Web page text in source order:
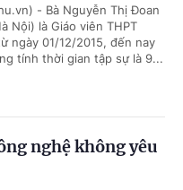
- Bà Nguyễn Thị Đoan
Nội) là Giáo viên THPT
ngày 01/12/2015, đến nay
tính thời gian tập sự là 9...
nghệ không yêu